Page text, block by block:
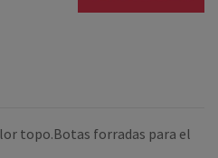
topo.Botas forradas para el